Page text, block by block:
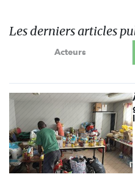
Les derniers articles
Acteurs